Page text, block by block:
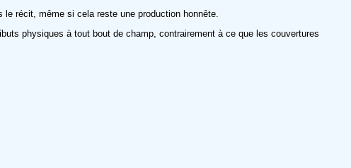
récit, même si cela reste une production honnête.
physiques à tout bout de champ, contrairement à ce que les couvertures